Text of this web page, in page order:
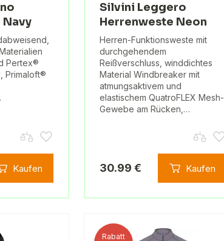
Pertex®
Primaloft®
Kaufen
Silvini Leggero
Herrenweste Neon
Herren-Funktionsweste mit
durchgehendem
Reißverschluss, winddichtes
Material Windbreaker mit
atmungsaktivem und
elastischem QuatroFLEX Mesh-
Gewebe am Rücken,…
30.99 € Kaufen
Rabatt